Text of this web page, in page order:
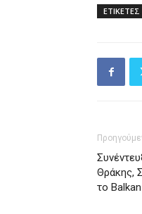
ΕΤΙΚΕΤΕΣ
Θράκης,
το